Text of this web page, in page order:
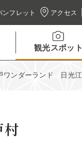
ンフレット アクセス
観光スポット
ワンダーランド 日光